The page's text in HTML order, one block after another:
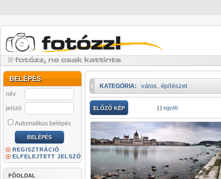
BELÉPÉS
név
jelszó
Automatikus belépés
REGISZTRÁCIÓ
ELFELEJTETT JELSZÓ
FŐOLDAL
KATEGÓRIA: város, építészet
ELŐZŐ KÉP | | egyéb